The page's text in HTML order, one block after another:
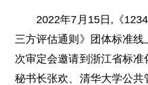
2022年7月15日,《
三方评估通则》团体标准
次审定会邀请到浙江省标
秘书长张欢、清华大学公共